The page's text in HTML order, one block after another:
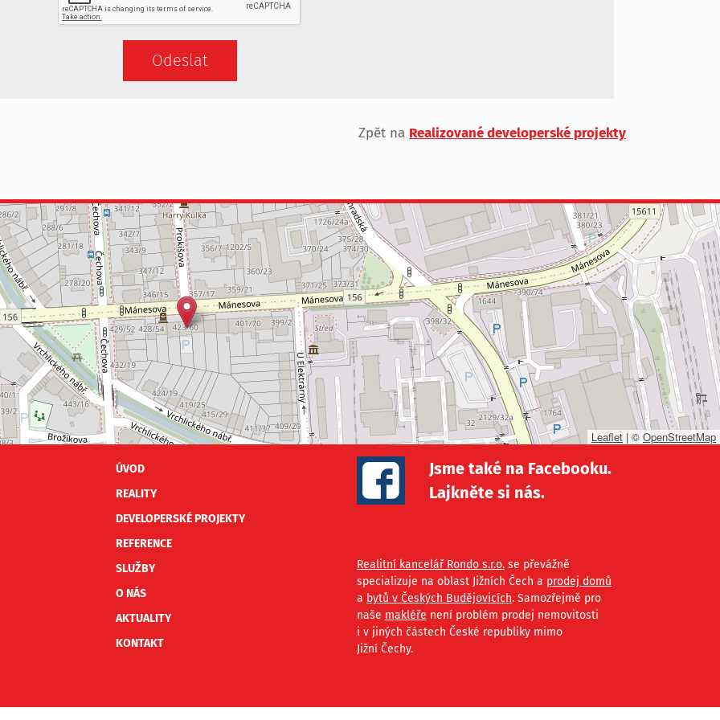
Zpět na Realizované developerské projekty
Leaflet | © OpenStreetMap
ÚVOD
REALITY
DEVELOPERSKÉ PROJEKTY
REFERENCE
SLUŽBY
O NÁS
AKTUALITY
KONTAKT
Jsme také na Facebooku.
Lajkněte si nás.
Realitní kancelář Rondo s.r.o. se převážně
specializuje na oblast Jižních Čech a prodej domů
a bytů v Českých Budějovicích. Samozřejmě pro
naše makléře není problém prodej nemovitosti
i v jiných částech České republiky mimo
Jižní Čechy.